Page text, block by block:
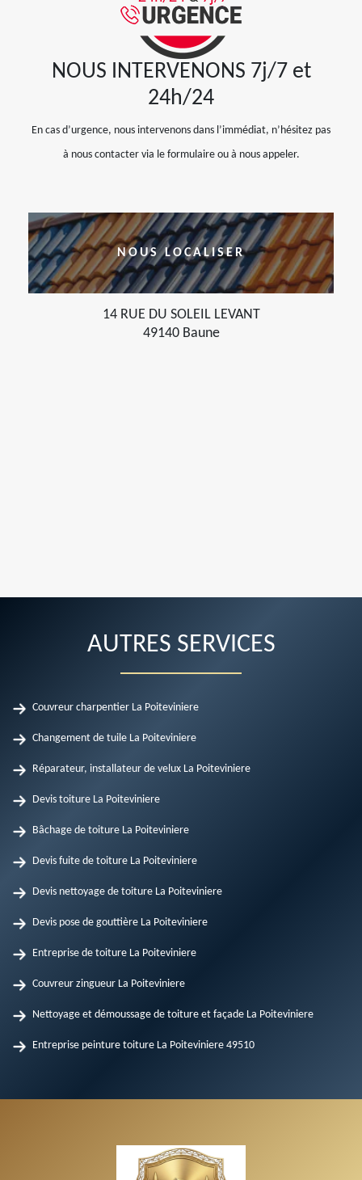
NOUS INTERVENONS 7j/7 et
24h/24
En cas d’urgence, nous intervenons dans l’immédiat, n’hésitez pas
à nous contacter via le formulaire ou à nous appeler.
NOUS LOCALISER
14 RUE DU SOLEIL LEVANT
49140 Baune
AUTRES SERVICES
Couvreur charpentier La Poiteviniere
Changement de tuile La Poiteviniere
Réparateur, installateur de velux La Poiteviniere
Devis toiture La Poiteviniere
Bâchage de toiture La Poiteviniere
Devis fuite de toiture La Poiteviniere
Devis nettoyage de toiture La Poiteviniere
Devis pose de gouttière La Poiteviniere
Entreprise de toiture La Poiteviniere
Couvreur zingueur La Poiteviniere
Nettoyage et démoussage de toiture et façade La Poiteviniere
Entreprise peinture toiture La Poiteviniere 49510